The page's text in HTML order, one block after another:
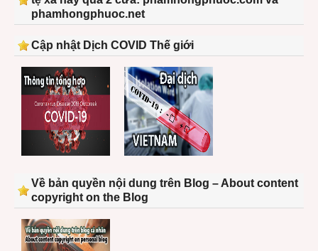
phamhongphuoc.net
Cập nhật Dịch COVID Thế giới
Về bản quyền nội dung trên Blog – About content
copyright on the Blog